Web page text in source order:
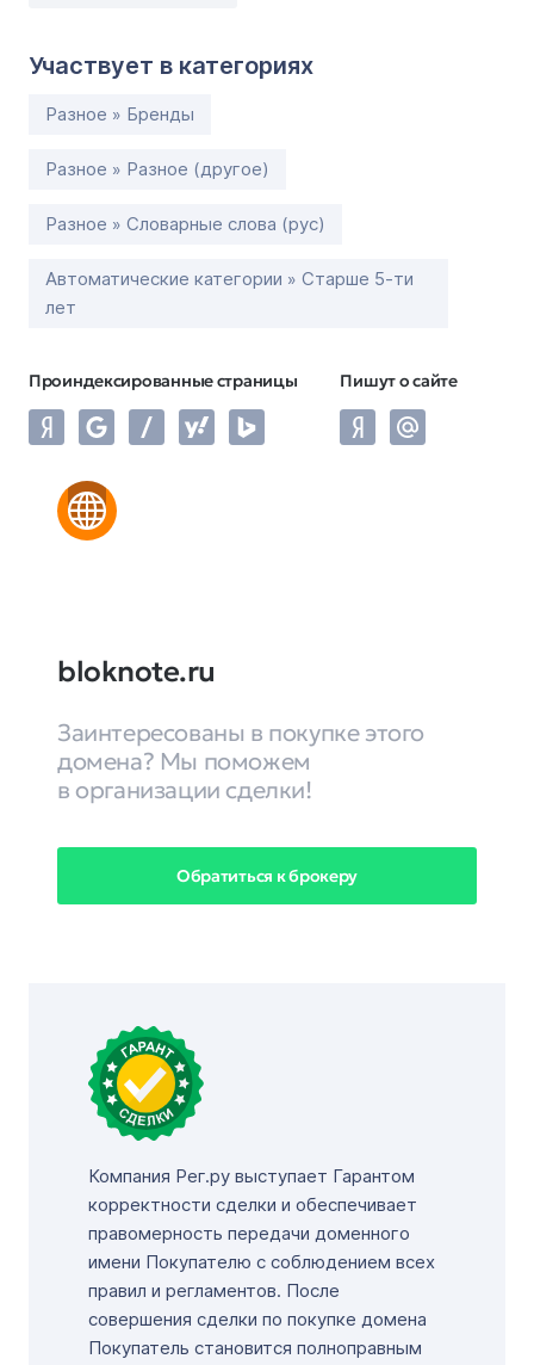
Участвует в категориях
Разное » Бренды
Разное » Разное (другое)
Разное » Словарные слова (рус)
Автоматические категории » Старше 5-ти
лет
Проиндексированные страницы Пишут о сайте
bloknote.ru
Заинтересованы в покупке этого
домена? Мы поможем
в организации сделки!
Обратиться к брокеру
Компания Рег.ру выступает Гарантом
корректности сделки и обеспечивает
правомерность передачи доменного
имени Покупателю с соблюдением всех
правил и регламентов. После
совершения сделки по покупке домена
Покупатель становится полноправным